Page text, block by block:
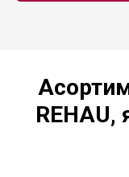
REHAU,